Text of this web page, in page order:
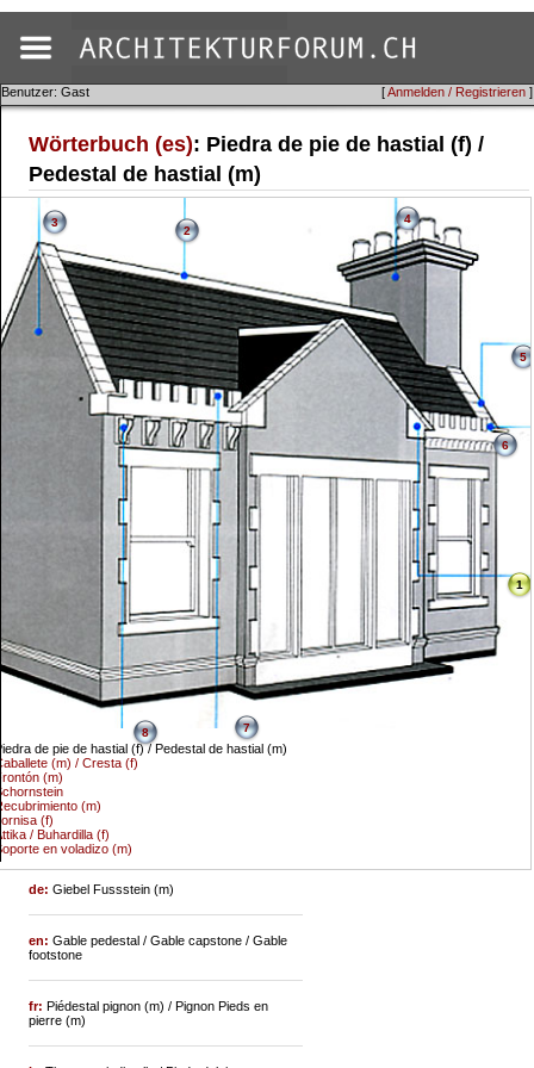
[Anmelden / Registrieren ]
Benutzer: Gast
Wörterbuch (es): Piedra de pie de hastial (f) /
Pedestal de hastial (m)
1
de pie de hastial (f) / Pedestal de hastial (m)
(m) / Cresta (f)
2
(m)
3 4
(m)
5
(f)
6
/ Buhardilla (f)
7
en voladizo (m)
8
de:Giebel Fussstein (m)
en:Gable pedestal / Gable capstone / Gable
footstone
fr:Piédestal pignon (m) / Pignon Pieds en
pierre (m)